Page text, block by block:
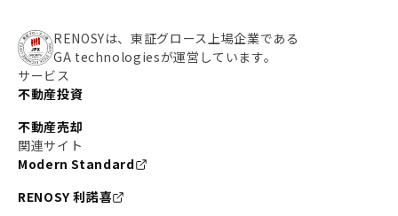
RENOSYは、東証グロース上場企業である
GA technologiesが運営しています。
サービス
不動産投資
不動産売却
関連サイト
Modern Standard
RENOSY 利諾喜